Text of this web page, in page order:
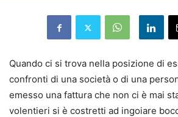
Quando ci si trova nella posizione di
confronti di una società o di una
emesso una fattura che non ci è mai
volentieri si è costretti ad ingoiare